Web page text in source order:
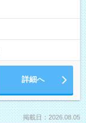
詳細へ
掲載日：2026.08.05